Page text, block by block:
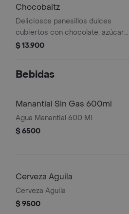
Chocobaitz
Deliciosos panesillos dulces
cubiertos con chocolate, azúcar
espolvoreado y glaseado Domino's
$ 13.900
Bebidas
Manantial Sin Gas 600ml
Agua Manantial 600 Ml
$ 6500
Cerveza Aguila
Cerveza Aguila
$ 9500